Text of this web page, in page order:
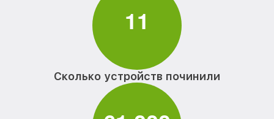
11
Сколько устройств починили